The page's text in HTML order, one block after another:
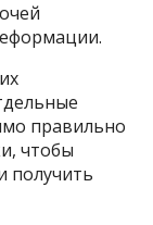
правильно
чтобы
получить